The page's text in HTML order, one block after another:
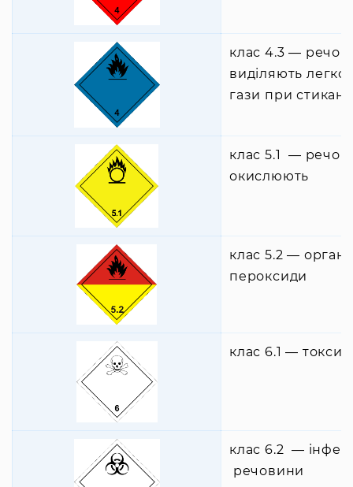
клас 4.3 ―
виділяють
гази при
клас 5.1 ―
окислюють
клас 5.2 ―
пероксиди
клас 6.1 ―
клас 6.2 ―
речовини